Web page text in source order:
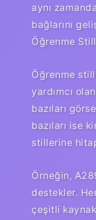
aynı
bağlarını
Öğrenme
Öğrenme
yardımcı
bazıları
bazıları ise
stillerine
Örneğin,
destekler.
çeşitli